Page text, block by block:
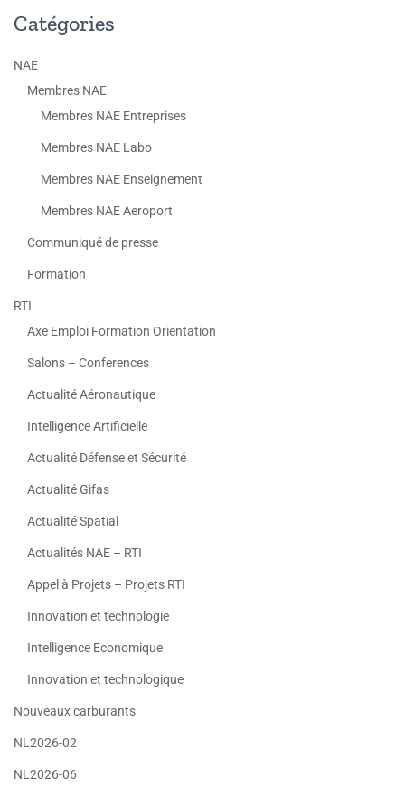
Catégories
NAE
Membres NAE
Membres NAE Entreprises
Membres NAE Labo
Membres NAE Enseignement
Membres NAE Aeroport
Communiqué de presse
Formation
RTI
Axe Emploi Formation Orientation
Salons – Conferences
Actualité Aéronautique
Intelligence Artificielle
Actualité Défense et Sécurité
Actualité Gifas
Actualité Spatial
Actualités NAE – RTI
Appel à Projets – Projets RTI
Innovation et technologie
Intelligence Economique
Innovation et technologique
Nouveaux carburants
NL2026-02
NL2026-06